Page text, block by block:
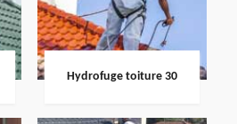
Hydrofuge toiture 30